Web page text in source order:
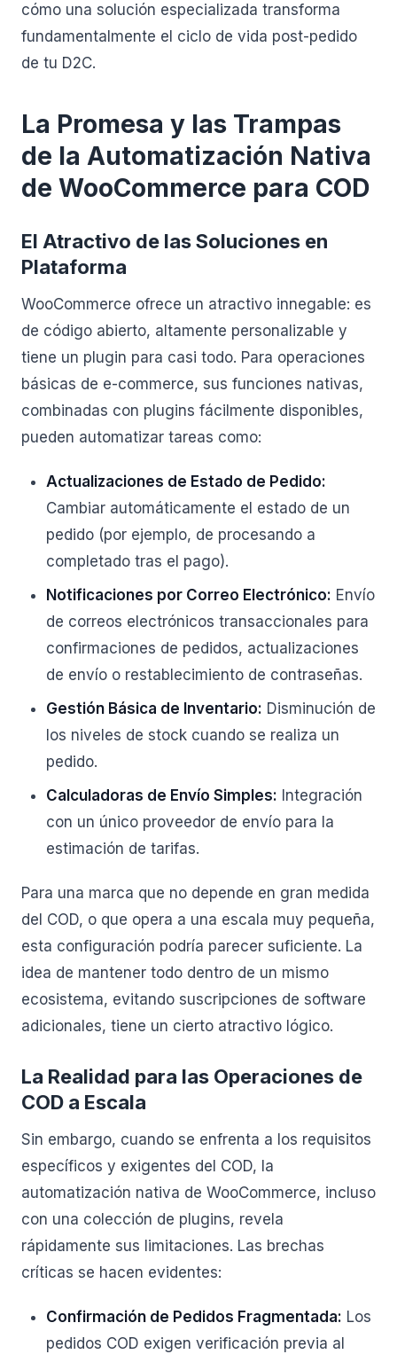
cómo una solución especializada transforma
fundamentalmente el ciclo de vida post-pedido
de tu D2C.
La Promesa y las Trampas
de la Automatización Nativa
de WooCommerce para COD
El Atractivo de las Soluciones en
Plataforma
WooCommerce ofrece un atractivo innegable: es
de código abierto, altamente personalizable y
tiene un plugin para casi todo. Para operaciones
básicas de e-commerce, sus funciones nativas,
combinadas con plugins fácilmente disponibles,
pueden automatizar tareas como:
Actualizaciones de Estado de Pedido:
Cambiar automáticamente el estado de un
pedido (por ejemplo, de procesando a
completado tras el pago).
Notificaciones por Correo Electrónico: Envío
de correos electrónicos transaccionales para
confirmaciones de pedidos, actualizaciones
de envío o restablecimiento de contraseñas.
Gestión Básica de Inventario: Disminución de
los niveles de stock cuando se realiza un
pedido.
Calculadoras de Envío Simples: Integración
con un único proveedor de envío para la
estimación de tarifas.
Para una marca que no depende en gran medida
del COD, o que opera a una escala muy pequeña,
esta configuración podría parecer suficiente. La
idea de mantener todo dentro de un mismo
ecosistema, evitando suscripciones de software
adicionales, tiene un cierto atractivo lógico.
La Realidad para las Operaciones de
COD a Escala
Sin embargo, cuando se enfrenta a los requisitos
específicos y exigentes del COD, la
automatización nativa de WooCommerce, incluso
con una colección de plugins, revela
rápidamente sus limitaciones. Las brechas
críticas se hacen evidentes:
Confirmación de Pedidos Fragmentada: Los
pedidos COD exigen verificación previa al